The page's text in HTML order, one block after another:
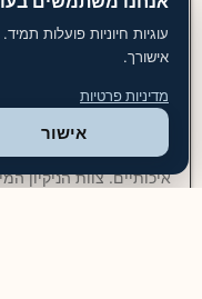
מקצועיים
חברת ניקיון מבנים
המושלם לניקיון יסודי –
סוגי המבנים, כולל
בתים ודירות, תוך הקפדה
ניקיון יסודי ושימוש בציוד
איכותיים. צוות הניקיון
עוגיות חיוניות פועלות
אישורך.
מדיניות פרטיות
אישור